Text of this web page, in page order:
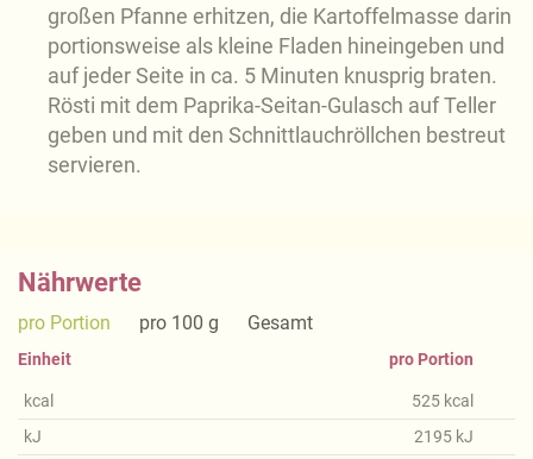
großen Pfanne erhitzen, die Kartoffelmasse darin
portionsweise als kleine Fladen hineingeben und
auf jeder Seite in ca. 5 Minuten knusprig braten.
Rösti mit dem Paprika-Seitan-Gulasch auf Teller
geben und mit den Schnittlauchröllchen bestreut
servieren.
Nährwerte
pro Portion pro 100 g Gesamt
Einheit
kcal
kJ
pro Portion
525 kcal
2195 kJ